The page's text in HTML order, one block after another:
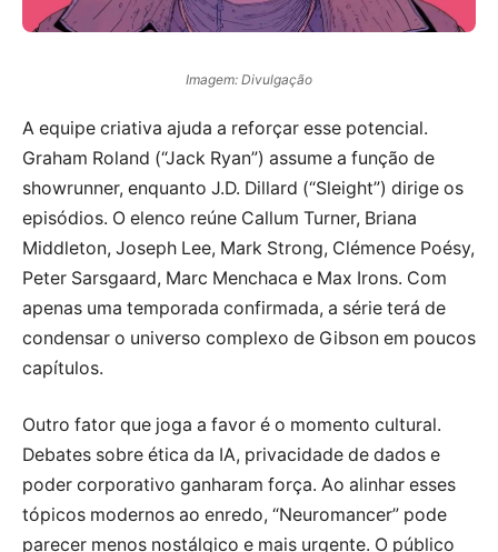
Imagem: Divulgação
A equipe criativa ajuda a reforçar esse potencial.
Graham Roland (“Jack Ryan”) assume a função de
showrunner, enquanto J.D. Dillard (“Sleight”) dirige os
episódios. O elenco reúne Callum Turner, Briana
Middleton, Joseph Lee, Mark Strong, Clémence Poésy,
Peter Sarsgaard, Marc Menchaca e Max Irons. Com
apenas uma temporada confirmada, a série terá de
condensar o universo complexo de Gibson em poucos
capítulos.
Outro fator que joga a favor é o momento cultural.
Debates sobre ética da IA, privacidade de dados e
poder corporativo ganharam força. Ao alinhar esses
tópicos modernos ao enredo, “Neuromancer” pode
parecer menos nostálgico e mais urgente. O público